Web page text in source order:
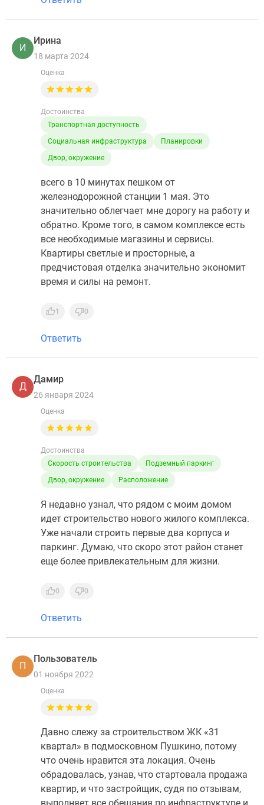
И
Ирина
18 марта 2024
Оценка
Достоинства
Транспортная доступность
Социальная инфраструктура
Планировки
Двор, окружение
всего в 10 минутах пешком от
железнодорожной станции 1 мая. Это
значительно облегчает мне дорогу на работу и
обратно. Кроме того, в самом комплексе есть
все необходимые магазины и сервисы.
Квартиры светлые и просторные, а
предчистовая отделка значительно экономит
время и силы на ремонт.
1 0
Ответить
Д
Дамир
26 января 2024
Оценка
Достоинства
Скорость строительства
Подземный паркинг
Двор, окружение
Расположение
Я недавно узнал, что рядом с моим домом
идет строительство нового жилого комплекса.
Уже начали строить первые два корпуса и
паркинг. Думаю, что скоро этот район станет
еще более привлекательным для жизни.
0 0
Ответить
П
Пользователь
01 ноября 2022
Оценка
Давно слежу за строительством ЖК «31
квартал» в подмосковном Пушкино, потому
что очень нравится эта локация. Очень
обрадовалась, узнав, что стартовала продажа
квартир, и что застройщик, судя по отзывам,